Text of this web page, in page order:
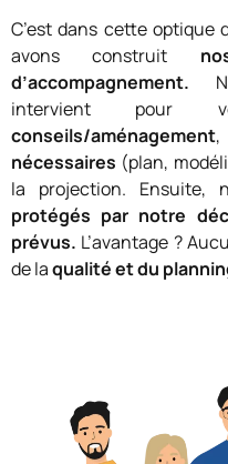
C’est dans cette optique
avons construit
d’accompagnement.
intervient pour
conseils/aménagement
nécessaires (plan,
la projection. Ensuite,
protégés par notre
prévus. L’avantage ?
de laqualité et du